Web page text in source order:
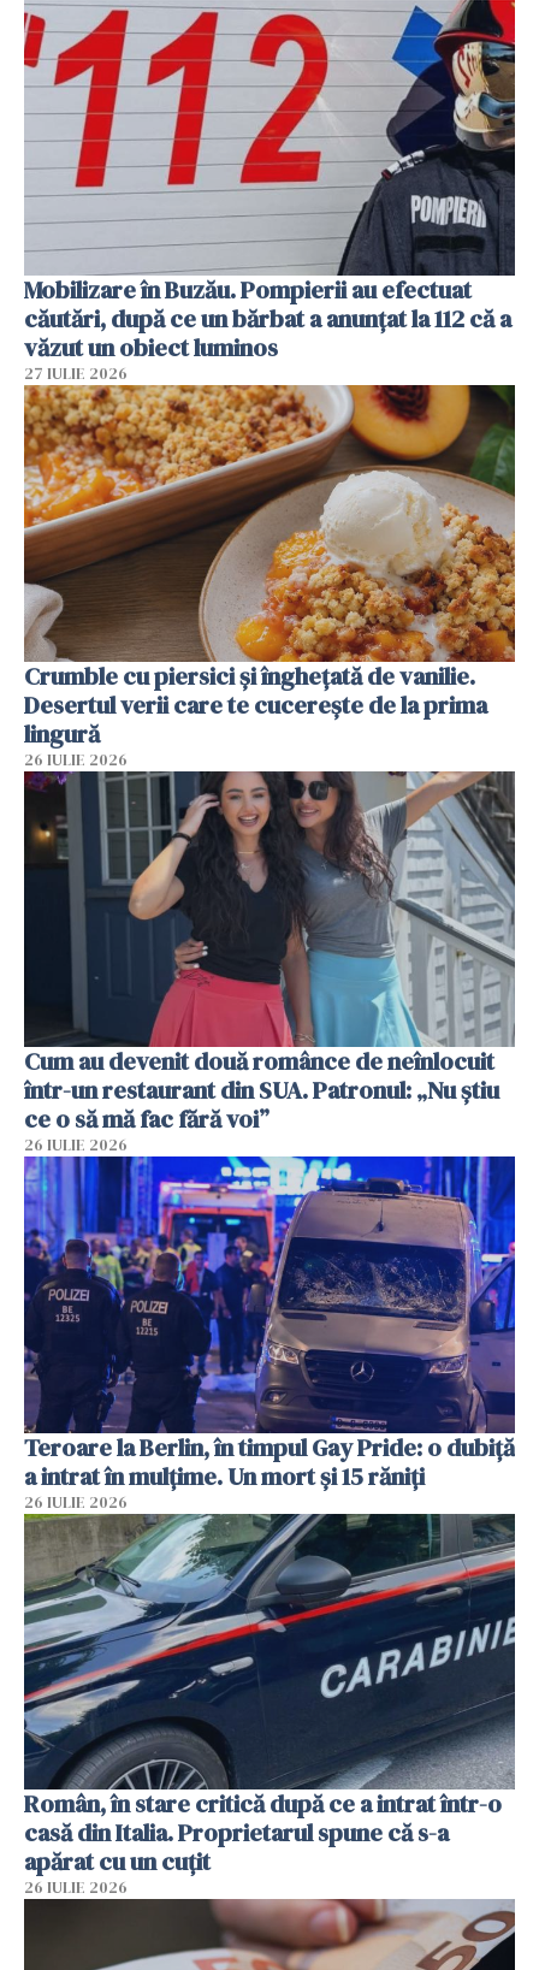
Mobilizare în Buzău. Pompierii au efectuat
căutări, după ce un bărbat a anunțat la 112 că a
văzut un obiect luminos
27 IULIE 2026
Crumble cu piersici și înghețată de vanilie.
Desertul verii care te cucerește de la prima
lingură
26 IULIE 2026
Cum au devenit două românce de neînlocuit
într-un restaurant din SUA. Patronul: „Nu știu
ce o să mă fac fără voi”
26 IULIE 2026
Teroare la Berlin, în timpul Gay Pride: o dubiță
a intrat în mulțime. Un mort și 15 răniți
26 IULIE 2026
Român, în stare critică după ce a intrat într-o
casă din Italia. Proprietarul spune că s-a
apărat cu un cuțit
26 IULIE 2026